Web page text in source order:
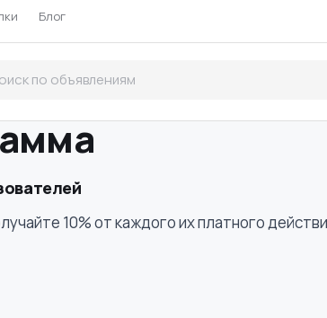
Блог
10% от каждого их платного